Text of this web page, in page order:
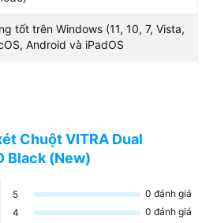
tốt trên Windows (11, 10, 7, Vista,
Android và iPadOS
Chuột VITRA Dual
Black (New)
5 0 đánh giá
4
0 đánh giá